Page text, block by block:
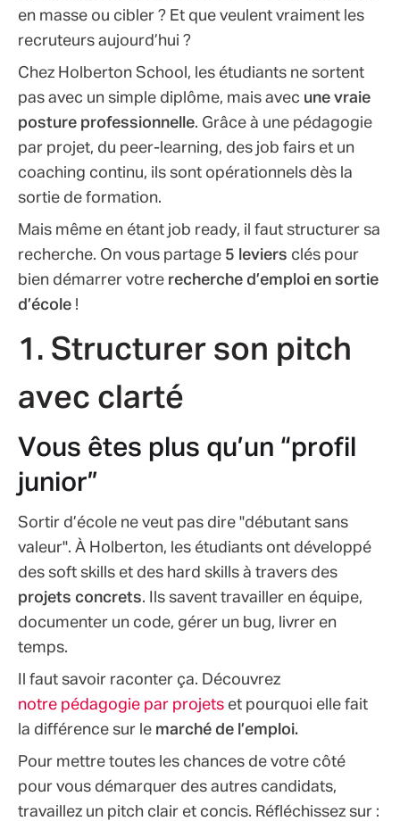
en masse ou cibler ? Et que veulent vraiment les
recruteurs aujourd’hui ?
Chez Holberton School, les étudiants ne sortent
pas avec un simple diplôme, mais avec une vraie
posture professionnelle. Grâce à une pédagogie
par projet, du peer-learning, des job fairs et un
coaching continu, ils sont opérationnels dès la
sortie de formation.
Mais même en étant job ready, il faut structurer sa
recherche. On vous partage 5 leviers clés pour
bien démarrer votre recherche d’emploi en sortie
d’école !
1. Structurer son pitch
avec clarté
Vous êtes plus qu’un “profil
junior”
Sortir d’école ne veut pas dire "débutant sans
valeur". À Holberton, les étudiants ont développé
des soft skills et des hard skills à travers des
projets concrets. Ils savent travailler en équipe,
documenter un code, gérer un bug, livrer en
temps.
Il faut savoir raconter ça. Découvrez
notre pédagogie par projets et pourquoi elle fait
la différence sur le marché de l’emploi.
Pour mettre toutes les chances de votre côté
pour vous démarquer des autres candidats,
travaillez un pitch clair et concis. Réﬂéchissez sur :